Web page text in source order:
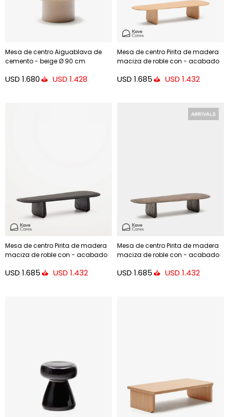
Mesa de centro Aiguablava de
cemento - beige Ø 90 cm
USD 1.680 USD 1.428
Mesa de centro Pirita de madera
maciza de roble con - acabado
USD 1.685 USD 1.432
Mesa de centro Pirita de madera
maciza de roble con - acabado
USD 1.685 USD 1.432
Mesa de centro Pirita de madera
maciza de roble con - acabado
USD 1.685 USD 1.432